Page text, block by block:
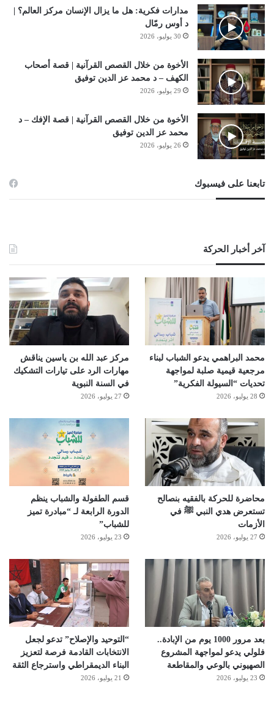
مدارات فكرية: هل ما يزال الإنسان مركز العالم؟ |
د أوس رمّال
30 يوليو، 2026
الأخوة من خلال القصص القرآنية | قصة أصحاب
الكهف – د محمد عز الدين توفيق
29 يوليو، 2026
الأخوة من خلال القصص القرآنية | قصة الإفك – د
محمد عز الدين توفيق
26 يوليو، 2026
تابعنا على فيسبوك
آخر أخبار الحركة
محمد البراهمي يدعو الشباب لبناء
مرجعية قيمية صلبة لمواجهة
تحديات “السيولة الفكرية”
28 يوليو، 2026
مركز عبد الله بن ياسين يناقش
مهارات الرد على تيارات التشكيك
في السنة النبوية
27 يوليو، 2026
محاضرة للحركة بالفقيه بنصالح
تستعرض هدي النبي ﷺ في
الأزمات
27 يوليو، 2026
قسم الطفولة والشباب ينظم
الدورة الرابعة لـ “مبادرة تميز
للشباب”
23 يوليو، 2026
بعد مرور 1000 يوم من الإبادة..
فلولي يدعو لمواجهة المشروع
الصهيوني بالوعي والمقاطعة
23 يوليو، 2026
“التوحيد والإصلاح” تدعو لجعل
الانتخابات القادمة فرصة لتعزيز
البناء الديمقراطي واسترجاع الثقة
21 يوليو، 2026